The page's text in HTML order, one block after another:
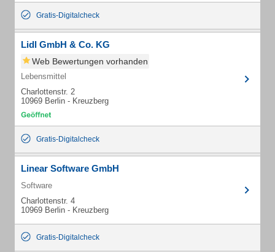
Gratis-Digitalcheck
Lidl GmbH & Co. KG
Web Bewertungen vorhanden
Lebensmittel
Charlottenstr. 2
10969 Berlin - Kreuzberg
Gratis-Digitalcheck
Linear Software GmbH
Software
Charlottenstr. 4
10969 Berlin - Kreuzberg
Gratis-Digitalcheck